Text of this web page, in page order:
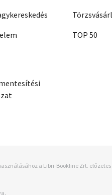
TOP 50
a Libri-Bookline Zrt. előzetes